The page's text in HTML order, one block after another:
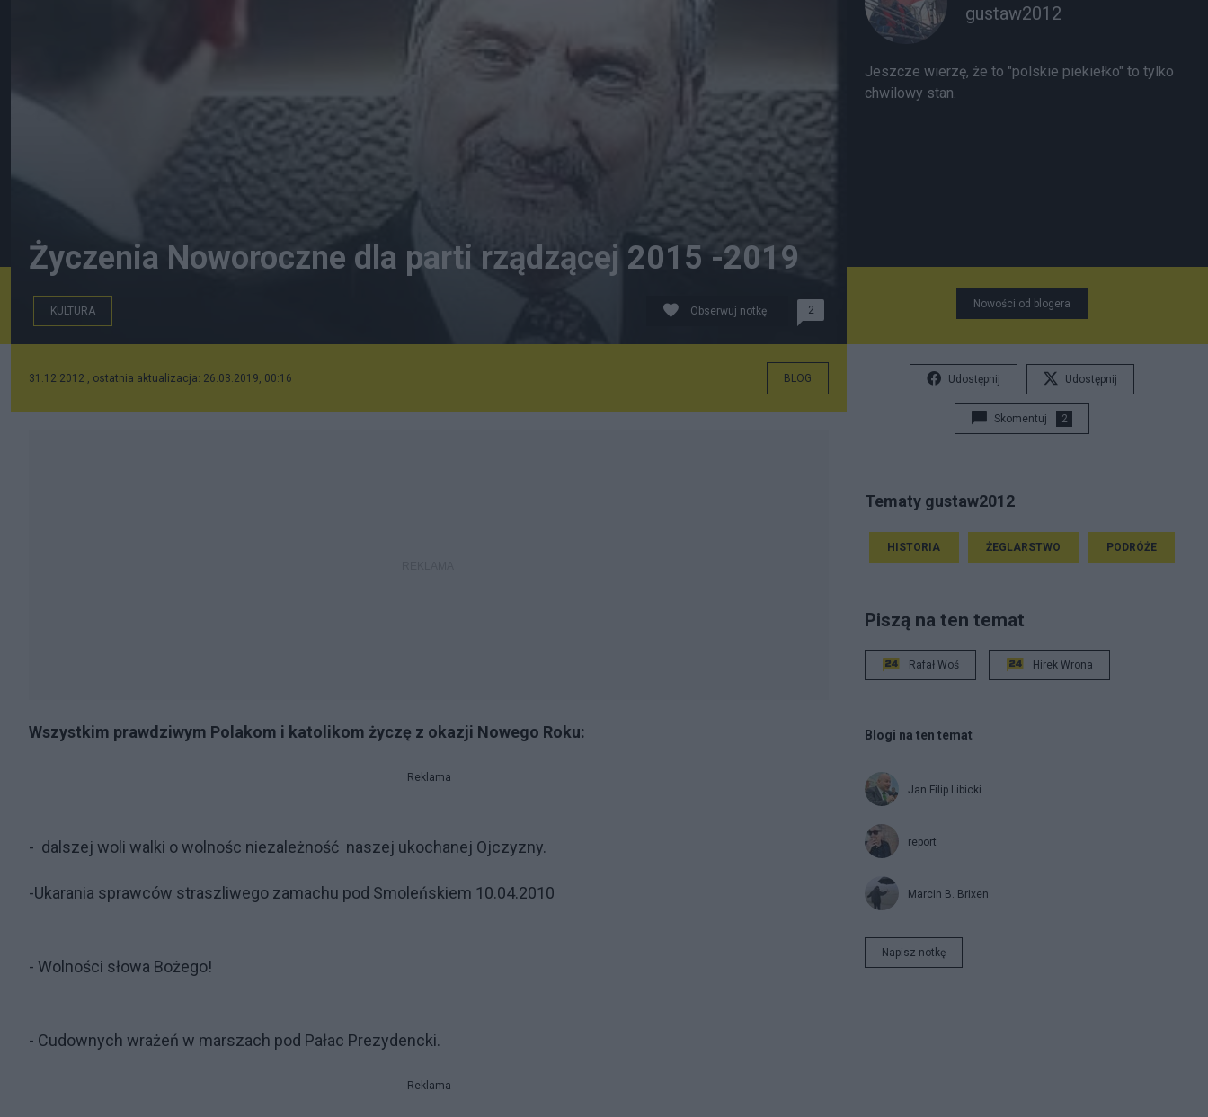
Życzenia Noworoczne dla parti rządzącej 2015 -2019
KULTURA Obserwuj notkę 2
31.12.2012 , ostatnia aktualizacja: 26.03.2019, 00:16 BLOG
Wszystkim prawdziwym Polakom i katolikom życzę z okazji Nowego Roku:
Reklama
- dalszej woli walki o wolnośc niezależność naszej ukochanej Ojczyzny.
-Ukarania sprawców straszliwego zamachu pod Smoleńskiem 10.04.2010
- Wolności słowa Bożego!
- Cudownych wrażeń w marszach pod Pałac Prezydencki.
Reklama
gustaw2012
Jeszcze wierzę, że to "polskie piekiełko" to tylko
chwilowy stan.
Nowości od blogera
Udostępnij Udostępnij
Skomentuj 2
Tematy gustaw2012
HISTORIA ŻEGLARSTWO PODRÓŻE
Piszą na ten temat
Rafał Woś Hirek Wrona
Blogi na ten temat
Jan Filip Libicki
report
Marcin B. Brixen
Napisz notkę